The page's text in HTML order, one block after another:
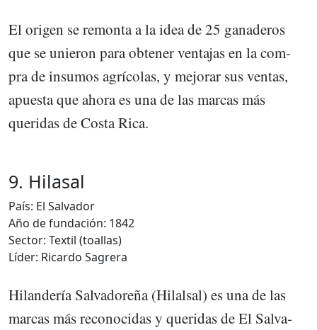
El origen se remonta a la idea de 25 ganaderos
que se unieron para obtener ventajas en la com-
pra de insumos agrícolas, y mejorar sus ventas,
apuesta que ahora es una de las marcas más
queridas de Costa Rica.
9. Hilasal
País: El Salvador
Año de fundación: 1842
Sector: Textil (toallas)
Líder: Ricardo Sagrera
Hilandería Salvadoreña (Hilalsal) es una de las
marcas más reconocidas y queridas de El Salva-